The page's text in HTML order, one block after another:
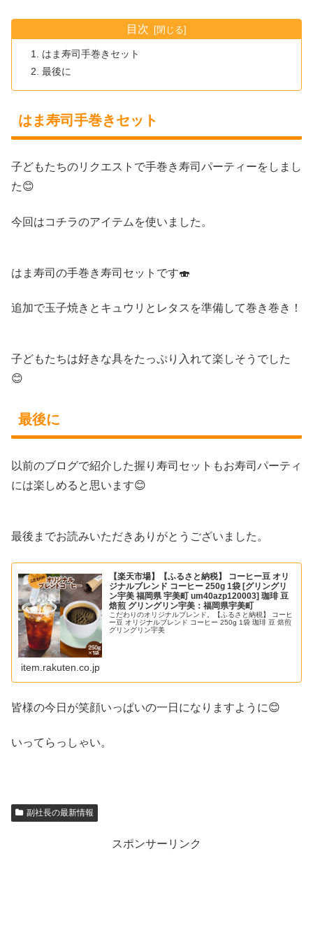
目次
はま寿司手巻きセット
最後に
はま寿司手巻きセット
子どもたちのリクエストで手巻き寿司パーティーをしまし
た😊
今回はコチラのアイテムを使いました。
はま寿司の手巻き寿司セットです🍣
追加で玉子焼きとキュウリとレタスを準備して巻き巻き！
子どもたちは好きな具をたっぷり入れて楽しそうでした
😊
最後に
以前のブログで紹介した握り寿司セットもお寿司パーティ
には楽しめると思います😊
最後までお読みいただきありがとうございました。
【楽天市場】【ふるさと納税】 コーヒー豆 オリ
ジナルブレンド コーヒー 250g 1袋 [グリングリ
ン宇美 福岡県 宇美町 um40azp120003] 珈琲 豆
焙煎 グリングリン宇美：福岡県宇美町
こだわりのオリジナルブレンド。【ふるさと納税】 コーヒ
ー豆 オリジナルブレンド コーヒー 250g 1袋 珈琲 豆 焙煎
グリングリン宇美
item.rakuten.co.jp
皆様の今日が笑顔いっぱいの一日になりますように😊
いってらっしゃい。
副社長の最新情報
スポンサーリンク